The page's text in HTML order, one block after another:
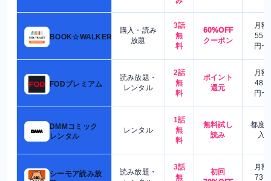
BOOK☆WALKER
購入・読み
放題
3話
無
料
60%OFF
クーポン
月額
550
円〜
FODプレミアム
読み放題・
レンタル
2話
無
料
ポイント
還元
月額
480
円〜
DMMコミック
レンタル
レンタル
1話
無
料
無料試し
読み
都度
入
シーモア読み放
読み放題・
3話
無
初回
月額
730